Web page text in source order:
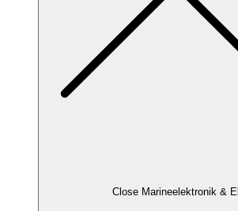
Close Marineelektronik & El